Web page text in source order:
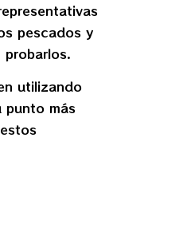
pescados y
utilizando
punto más